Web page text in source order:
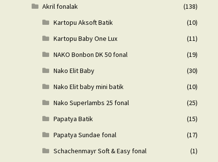
Akril fonalak
(138)
Kartopu Aksoft Batik
(10)
Kartopu Baby One Lux
(11)
NAKO Bonbon DK 50 fonal
(19)
Nako Elit Baby
(30)
Nako Elit baby mini batik
(10)
Nako Superlambs 25 fonal
(25)
Papatya Batik
(15)
Papatya Sundae fonal
(17)
Schachenmayr Soft & Easy fonal
(1)